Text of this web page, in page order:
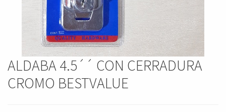
ALDABA 4.5´´ CON CERRADURA
CROMO BESTVALUE